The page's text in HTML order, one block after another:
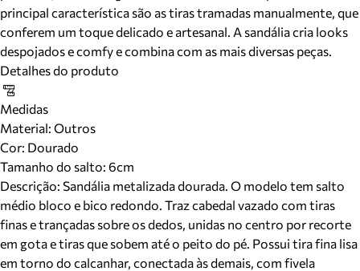
principal característica são as tiras tramadas manualmente, que
conferem um toque delicado e artesanal. A sandália cria looks
despojados e comfy e combina com as mais diversas peças.
Detalhes do produto
Medidas
Material: Outros
Cor: Dourado
Tamanho do salto: 6cm
Descrição: Sandália metalizada dourada. O modelo tem salto
médio bloco e bico redondo. Traz cabedal vazado com tiras
finas e trançadas sobre os dedos, unidas no centro por recorte
em gota e tiras que sobem até o peito do pé. Possui tira fina lisa
em torno do calcanhar, conectada às demais, com fivela